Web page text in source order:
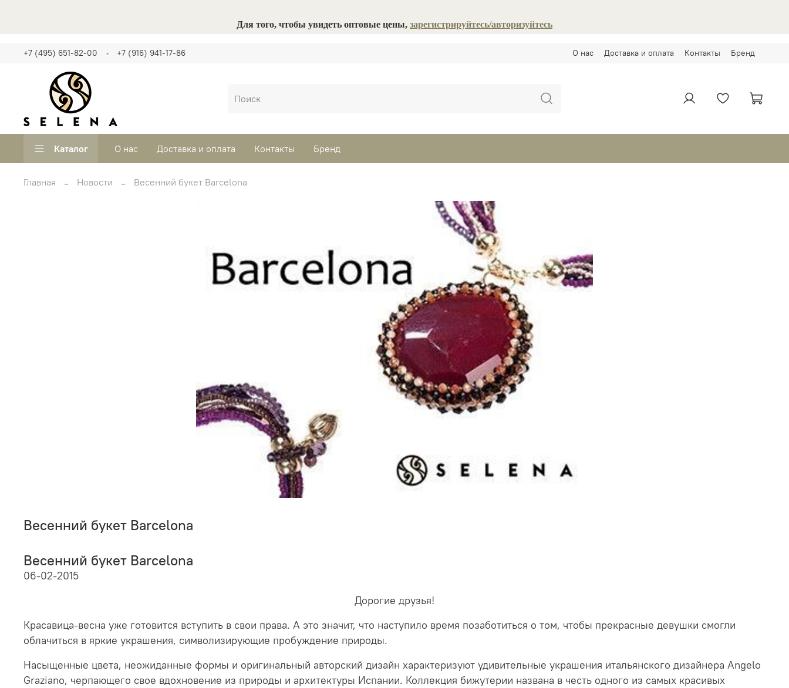
Для того, чтобы увидеть оптовые цены, зарегистрируйтесь/авторизуйтесь
О нас Доставка и оплата Контакты Бренд
+7 (495) 651-82-00 +7 (916) 941-17-86
Каталог О нас Доставка и оплата Контакты Бренд
Главная Новости Весенний букет Barcelona
Весенний букет Barcelona
Весенний букет Barcelona
06-02-2015
Дорогие друзья!
Красавица-весна уже готовится вступить в свои права. А это значит, что наступило время позаботиться о том, чтобы прекрасные девушки смогли
облачиться в яркие украшения, символизирующие пробуждение природы.
Насыщенные цвета, неожиданные формы и оригинальный авторский дизайн характеризуют удивительные украшения итальянского дизайнера Angelo
Graziano, черпающего свое вдохновение из природы и архитектуры Испании. Коллекция бижутерии названа в честь одного из самых красивых